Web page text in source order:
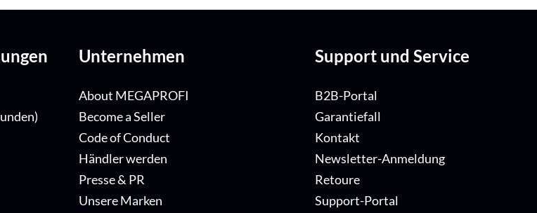
Unternehmen
About MEGAPROFI
Become a Seller
Code of Conduct
Händler werden
Presse & PR
Unsere Marken
Support und Service
B2B-Portal
Garantiefall
Kontakt
Newsletter-Anmeldung
Retoure
Support-Portal